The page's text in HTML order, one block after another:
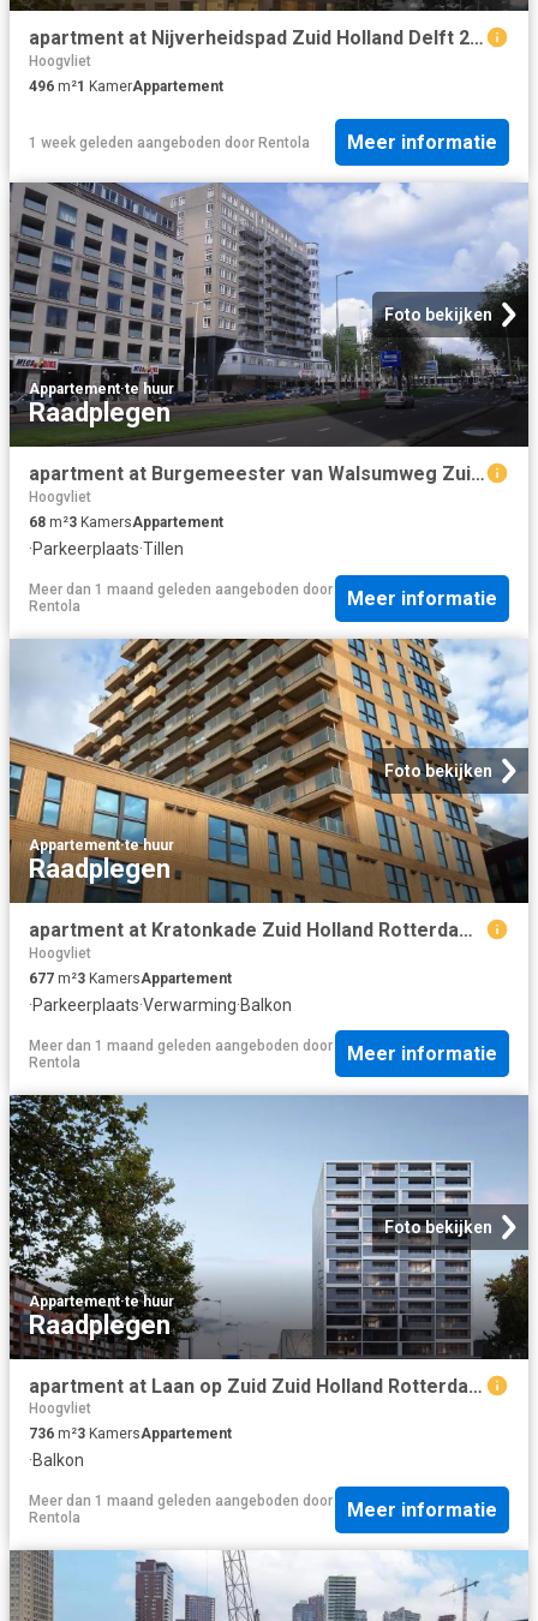
apartment at Nijverheidspad Zuid Holland Delft 2624 MR
Hoogvliet
496 m²1 KamerAppartement
1 week geleden aangeboden door Rentola Meer informatie
Foto bekijken
Appartement·te huur
Raadplegen
apartment at Burgemeester van Walsumweg Zuid Holland Rotterdam 3011 MZ
Hoogvliet
68 m²3 KamersAppartement
·Parkeerplaats·Tillen
Meer dan 1 maand geleden aangeboden door
Rentola
Meer informatie
Foto bekijken
Appartement·te huur
Raadplegen
apartment at Kratonkade Zuid Holland Rotterdam 3024 ES
Hoogvliet
677 m²3 KamersAppartement
·Parkeerplaats·Verwarming·Balkon
Meer dan 1 maand geleden aangeboden door
Rentola
Meer informatie
Foto bekijken
Appartement·te huur
Raadplegen
apartment at Laan op Zuid Zuid Holland Rotterdam 3072 DB
Hoogvliet
736 m²3 KamersAppartement
·Balkon
Meer dan 1 maand geleden aangeboden door
Rentola
Meer informatie